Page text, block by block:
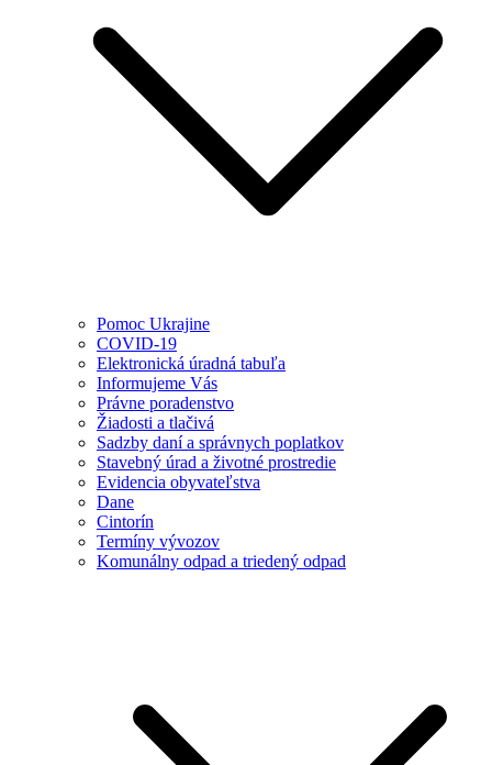
Pomoc Ukrajine
COVID-19
Elektronická úradná tabuľa
Informujeme Vás
Právne poradenstvo
Žiadosti a tlačivá
Sadzby daní a správnych poplatkov
Stavebný úrad a životné prostredie
Evidencia obyvateľstva
Dane
Cintorín
Termíny vývozov
Komunálny odpad a triedený odpad